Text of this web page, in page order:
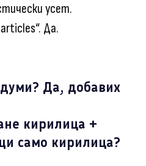
усет.
Да.
Да, добавих
кирилица +
само кирилица?